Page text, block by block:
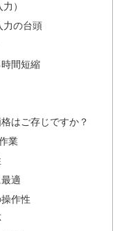
）
力の台頭
間短縮
はご存じですか？
業
適
作性